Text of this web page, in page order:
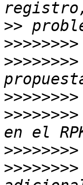
>>
>>>>>>>>
>>>>>>>>
>>>>>>>>
>>>>>>>>
>>>>>>>>
>>>>>>>>